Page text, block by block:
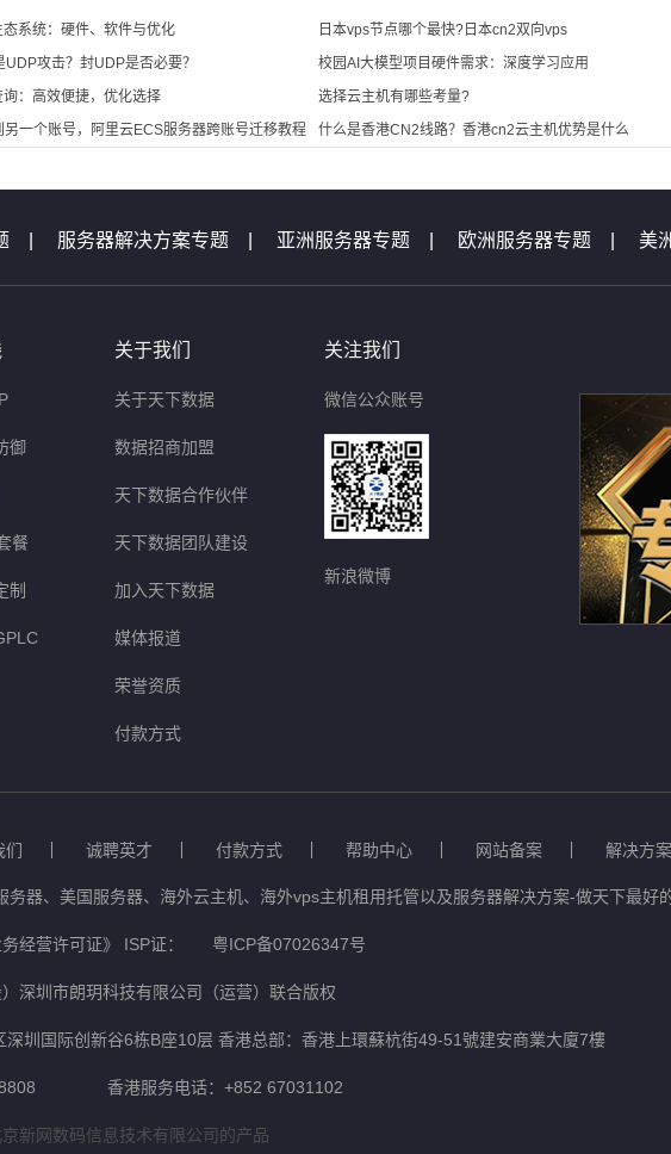
系统：硬件、软件与优化
日本vps节点哪个最快?日本cn2双向vps
攻击？封UDP是否必要？
校园AI大模型项目硬件需求：深度学习应用
：高效便捷，优化选择
选择云主机有哪些考量?
另一个账号，阿里云ECS服务器跨账号迁移教程
什么是香港CN2线路？香港cn2云主机优势是什么
服务器解决方案专题 亚洲服务器专题 欧洲服务器专题 美
专题 | 服务器专题汇总 | 服务器问题 | 域名问题集锦 | 虚拟主机
御
餐
制
关于我们
关于天下数据
数据招商加盟
天下数据合作伙伴
天下数据团队建设
加入天下数据
媒体报道
荣誉资质
付款方式
关注我们
微信公众账号
新浪微博
们 诚聘英才 付款方式 帮助中心 网站备案 解决方案
务器、美国服务器、海外云主机、海外vps主机租用托管以及服务器解决方案-做天下最好
经营许可证》 ISP证： 粤ICP备07026347号
深圳市朗玥科技有限公司（运营）联合版权
圳国际创新谷6栋B座10层 香港总部：香港上環蘇杭街49-51號建安商業大廈7樓
香港服务电话：+852 67031102
新网数码信息技术有限公司的产品